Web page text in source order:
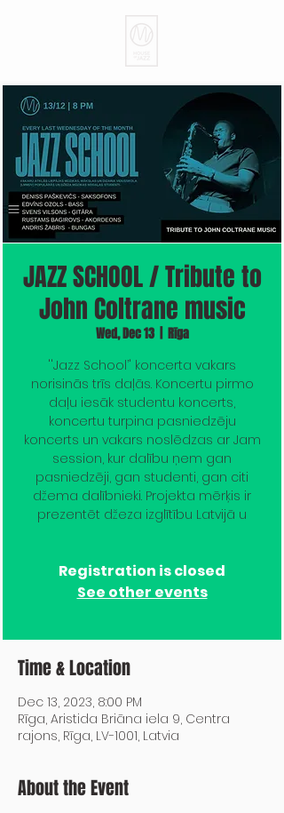
JAZZ SCHOOL / Tribute to
John Coltrane music
Wed, Dec 13
  |
Rīga
''Jazz School’' koncerta vakars
norisinās trīs daļās. Koncertu pirmo
daļu iesāk studentu koncerts,
koncertu turpina pasniedzēju
koncerts un vakars noslēdzas ar Jam
session, kur dalību ņem gan
pasniedzēji, gan studenti, gan citi
džema dalībnieki. Projekta mērķis ir
prezentēt džeza izglītību Latvijā u
Registration is closed
See other events
Time & Location
Dec 13, 2023, 8:00 PM
Rīga, Aristida Briāna iela 9, Centra
rajons, Rīga, LV-1001, Latvia
About the Event